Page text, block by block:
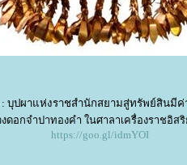
บุปผาแห่งราชสำนักสยามสู่ทรัพย์สินมี
ดอกจำปาทองคำ ในศาลาเครื่องราชอิส
https://goo.gl/idmYOI